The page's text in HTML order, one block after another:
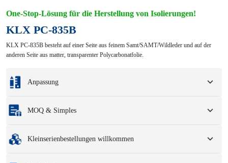
One-Stop-Lösung für die Herstellung von Isolierungen!
KLX PC-835B
KLX PC-835B besteht auf einer Seite aus feinem Samt/SAMT/Wildleder und auf der
anderen Seite aus matter, transparenter Polycarbonatfolie.
Anpassung
Konstruktionszeichnungen.
MOQ & Simples
Muster: Für verfügbare, kundenspezifische Muster können eine Gebühr und
Kleinserienbestellungen willkommen